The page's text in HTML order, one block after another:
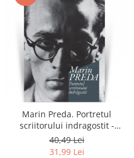
Marin Preda. Portretul
scriitorului indragostit -
Eugen Simion
40,49 Lei
31,99 Lei